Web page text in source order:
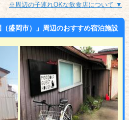
※周辺の子連れOKな飲食店について ▼
（盛岡市）」周辺のおすすめ宿泊施設